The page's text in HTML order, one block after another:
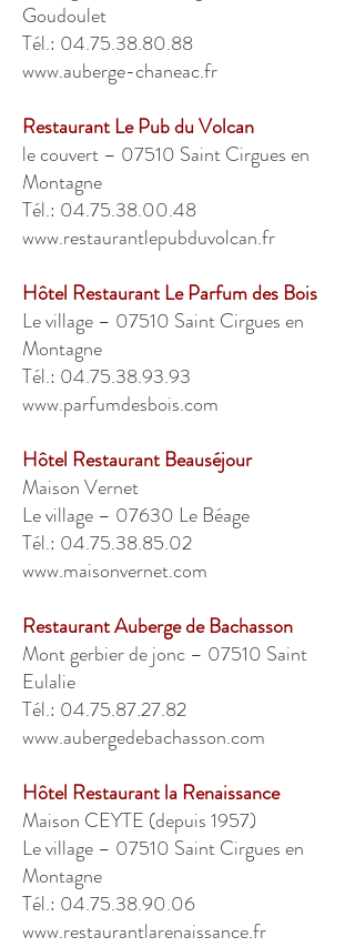
Goudoulet
Tél.: 04.75.38.80.88
www.auberge-chaneac.fr
Restaurant Le Pub du Volcan
le couvert – 07510 Saint Cirgues en
Montagne
Tél.: 04.75.38.00.48
www.restaurantlepubduvolcan.fr
Hôtel Restaurant Le Parfum des Bois
Le village – 07510 Saint Cirgues en
Montagne
Tél.: 04.75.38.93.93
www.parfumdesbois.com
Hôtel Restaurant Beauséjour
Maison Vernet
Le village – 07630 Le Béage
Tél.: 04.75.38.85.02
www.maisonvernet.com
Restaurant Auberge de Bachasson
Mont gerbier de jonc – 07510 Saint
Eulalie
Tél.: 04.75.87.27.82
www.aubergedebachasson.com
Hôtel Restaurant la Renaissance
Maison CEYTE (depuis 1957)
Le village – 07510 Saint Cirgues en
Montagne
Tél.: 04.75.38.90.06
www.restaurantlarenaissance.fr